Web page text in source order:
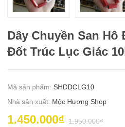
Dây Chuyền San Hô
Đốt Trúc Lục Giác
Mã sản phẩm: SHDDCLG10
Nhà sản xuất: Mộc Hương Shop
1.450.000₫ 1.950.000₫